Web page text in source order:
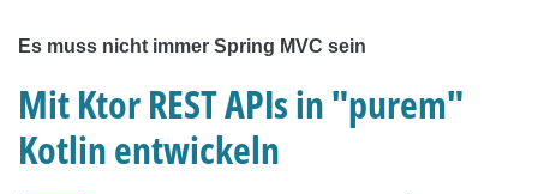
Es muss nicht immer Spring MVC sein
Mit Ktor REST APIs in "purem"
Kotlin entwickeln